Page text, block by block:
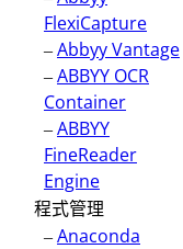
FlexiCapture
–Abbyy Vantage
–ABBYY OCR
Container
–ABBYY
FineReader
Engine
程式管理
–Anaconda